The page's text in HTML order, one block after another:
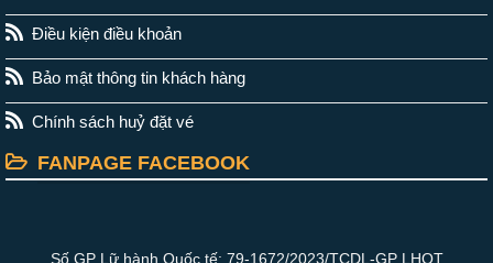
Điều kiện điều khoản
Bảo mật thông tin khách hàng
Chính sách huỷ đặt vé
FANPAGE FACEBOOK
Số GP Lữ hành Quốc tế: 79-1672/2023/TCDL-GP LHQT